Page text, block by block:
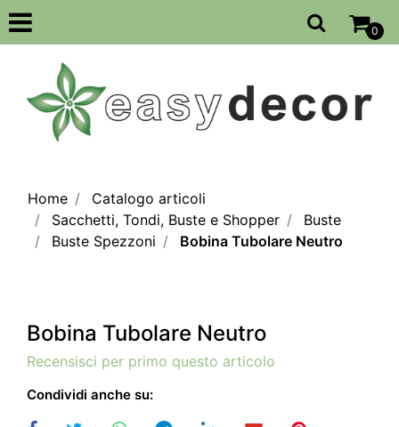
Open
0
Home
Catalogo articoli
Sacchetti, Tondi, Buste e Shopper
Buste
Buste Spezzoni
Bobina Tubolare Neutro
Bobina Tubolare Neutro
Recensisci per primo questo articolo
Condividi anche su: